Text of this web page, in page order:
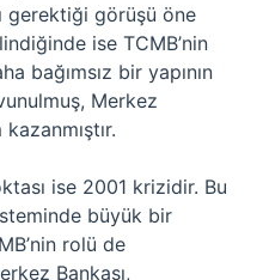
gerektiği görüşü öne
ise TCMB’nin
bağımsız bir yapının
Merkez
ise 2001 krizidir. Bu
büyük bir
rolü de
Bankası,